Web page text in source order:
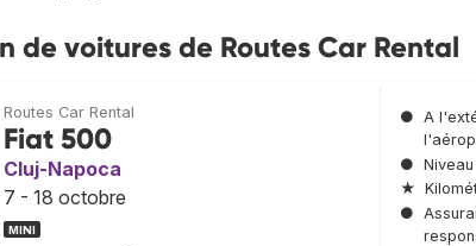
de voitures de Routes Car Rental
Routes Car Rental
Fiat 500
Cluj-Napoca
7 - 18 octobre
MINI
● A
●
★
●